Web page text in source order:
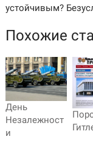
устойчивым?
Похожие
День
Незалежност
и